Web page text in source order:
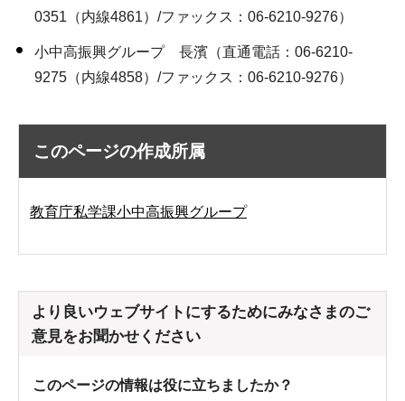
0351（内線4861）/ファックス：06-6210-9276）
小中高振興グループ 長濱（直通電話：06-6210-
9275（内線4858）/ファックス：06-6210-9276）
このページの作成所属
教育庁私学課小中高振興グループ
より良いウェブサイトにするためにみなさまのご
意見をお聞かせください
このページの情報は役に立ちましたか？